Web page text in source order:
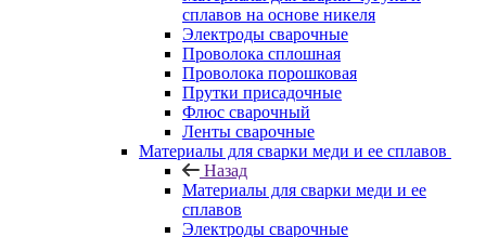
сплавов на основе никеля
Электроды сварочные
Проволока сплошная
Проволока порошковая
Прутки присадочные
Флюс сварочный
Ленты сварочные
Материалы для сварки меди и ее сплавов
Назад
Материалы для сварки меди и ее
сплавов
Электроды сварочные